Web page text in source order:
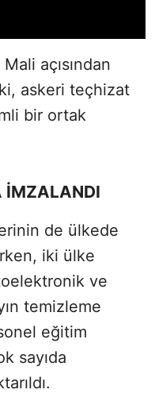
açısından
askeri teçhizat
bir ortak
İMZALANDI
de ülkede
iki ülke
ve
temizleme
eğitim
sayıda